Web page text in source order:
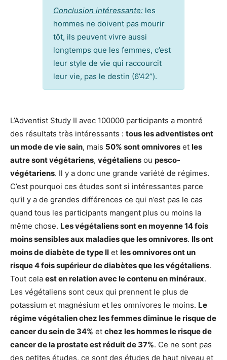
Conclusion intéressante: les
hommes ne doivent pas mourir
tôt, ils peuvent vivre aussi
longtemps que les femmes, c’est
leur style de vie qui raccourcit
leur vie, pas le destin (6’42’’).
L’Adventist Study II avec 100000 participants a montré
des résultats très intéressants : tous les adventistes ont
un mode de vie sain, mais 50% sont omnivores et les
autre sont végétariens, végétaliens ou pesco-
végétariens. Il y a donc une grande variété de régimes.
C’est pourquoi ces études sont si intéressantes parce
qu’il y a de grandes différences ce qui n’est pas le cas
quand tous les participants mangent plus ou moins la
même chose. Les végétaliens sont en moyenne 14 fois
moins sensibles aux maladies que les omnivores. Ils ont
moins de diabète de type II et les omnivores ont un
risque 4 fois supérieur de diabètes que les végétaliens.
Tout cela est en relation avec le contenu en minéraux.
Les végétaliens sont ceux qui prennent le plus de
potassium et magnésium et les omnivores le moins. Le
régime végétalien chez les femmes diminue le risque de
cancer du sein de 34% et chez les hommes le risque de
cancer de la prostate est réduit de 37%. Ce ne sont pas
des petites études, ce sont des études de haut niveau et